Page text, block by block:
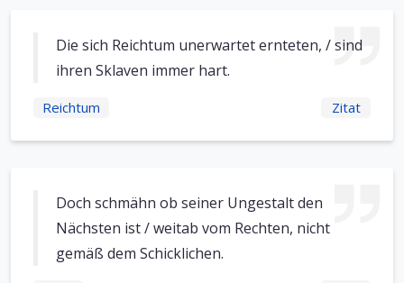
Die sich Reichtum unerwartet ernteten, / sind
ihren Sklaven immer hart.
Reichtum Zitat
Doch schmähn ob seiner Ungestalt den
Nächsten ist / weitab vom Rechten, nicht
gemäß dem Schicklichen.